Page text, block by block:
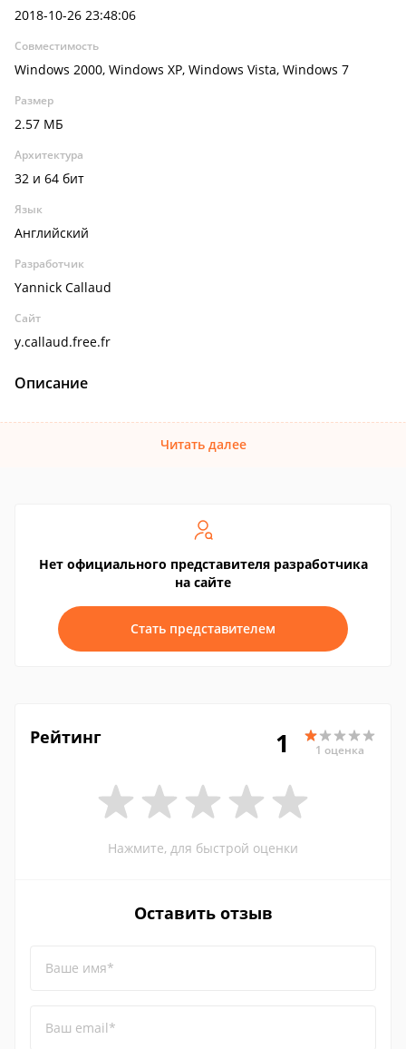
2018-10-26 23:48:06
Совместимость
Windows 2000, Windows XP, Windows Vista, Windows 7
Размер
2.57 МБ
Архитектура
32 и 64 бит
Язык
Английский
Разработчик
Yannick Callaud
Сайт
y.callaud.free.fr
Описание
Читать далее
Нет официального представителя разработчика
на сайте
Стать представителем
Рейтинг 1 1 оценка
Нажмите, для быстрой оценки
Оставить отзыв
Ваше имя*
Ваш email*